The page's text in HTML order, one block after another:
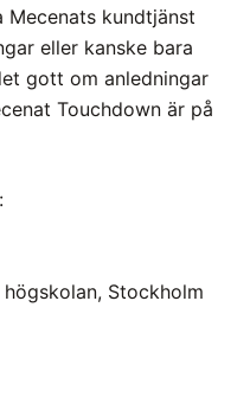
Mecenats kundtjänst
eller kanske bara
gott om anledningar
Touchdown är på
högskolan, Stockholm